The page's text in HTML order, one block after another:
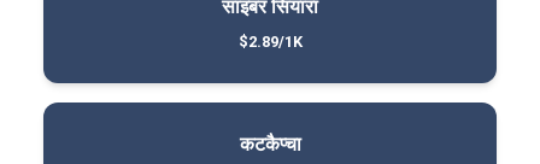
साइबर सियारा
$2.89/1K
कटकैप्चा